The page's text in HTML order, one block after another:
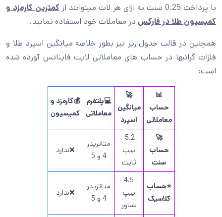
با پرداخت 0.25 سنت به ازای هر لات میتوانند از
کمترین کارمزد و
کمیسیون طلا در فارکس در معاملات خود استفاده نمایند.
همچنین در قالب جدول زیر نیز بطور خلاصه میانگین اسپرد طلا و
فلزات گرانبها در حساب های معاملاتی لایت فاینانس آورده شده
است:
📊
حساب
معاملاتی
🚀
میانگین
اسپرد
💻پلتفرم
معاملاتی
💰کارمزد و
کمیسیون
🚀
حساب
سنت
پیپ
ثابت
متاتریدر
4 و 5
❌ندارد
⭐حساب
کلاسیک
4.5
پیپ
شناور
متاتریدر
4 و 5
❌ندارد